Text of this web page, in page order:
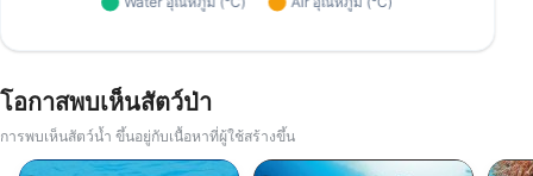
โอกาสพบเห็นสัตว์ป่า
การพบเห็นสัตว์น้ำ ขึ้นอยู่กับเนื้อหาที่ผู้ใช้สร้างขึ้น